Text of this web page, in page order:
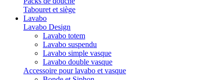
Tabouret et siège
Lavabo
Lavabo Design
Lavabo totem
Lavabo suspendu
Lavabo simple vasque
Lavabo double vasque
Accessoire pour lavabo et vasque